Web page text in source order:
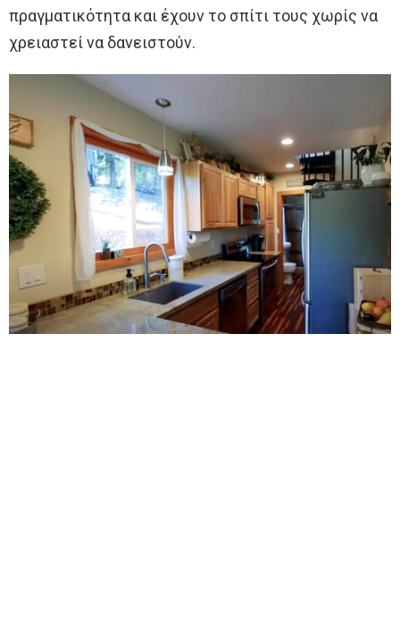
πραγματικότητα και έχουν το σπίτι τους χωρίς να
χρειαστεί να δανειστούν.